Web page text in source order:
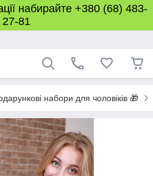
набирайте +380 (68) 483-
27-81
набори для чоловіків 🎁